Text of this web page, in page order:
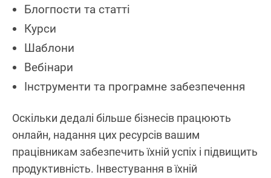
Блогпости та статті
Курси
Шаблони
Вебінари
Інструменти та програмне забезпечення
Оскільки дедалі більше бізнесів працюють
онлайн, надання цих ресурсів вашим
працівникам забезпечить їхній успіх і підвищить
продуктивність. Інвестування в їхній